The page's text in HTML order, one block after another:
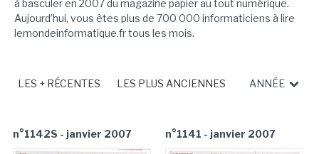
à basculer en 2007 du magazine papier au tout numérique.
Aujourd’hui, vous êtes plus de 700 000 informaticiens à lire
lemondeinformatique.fr tous les mois.
LES + RÉCENTES LES PLUS ANCIENNES ANNÉE
n°1142S - janvier 2007 n°1141 - janvier 2007